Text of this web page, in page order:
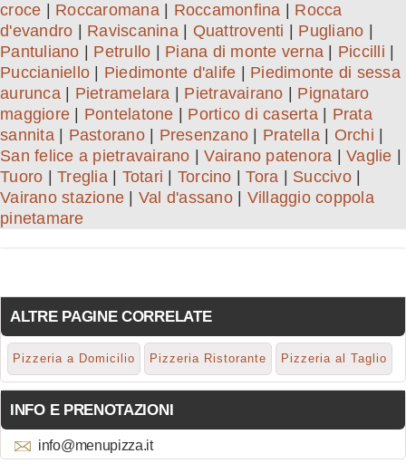
croce
Roccaromana| Roccamonfina
Rocca
d'evandro
Raviscanina| Quattroventi Pugliano
Pantuliano
Petrullo Piana di monte verna Piccilli
Puccianiello
Piedimonte d'alife
Piedimonte di sessa
aurunca| Pietramelara Pietravairano
Pignataro
maggiore
Pontelatone Portico di caserta| Prata
sannita| Pastorano| Presenzano Pratella| Orchi
San felice a pietravairano |Vairano patenora Vaglie
Tuoro
Treglia| Totari Torcino |Tora Succivo|
Vairano stazione
Val d'assano| Villaggio coppola
pinetamare
ALTRE PAGINE CORRELATE
Pizzeria a Domicilio Pizzeria Ristorante Pizzeria al Taglio
INFO E PRENOTAZIONI
info@menupizza.it